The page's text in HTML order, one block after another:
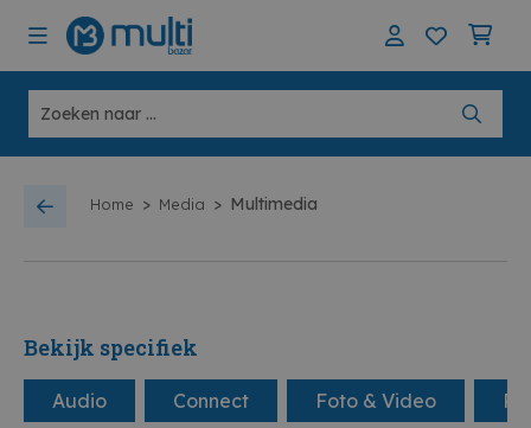
Home > Media > Multimedia
Bekijk specifiek
Audio Connect Foto & Video